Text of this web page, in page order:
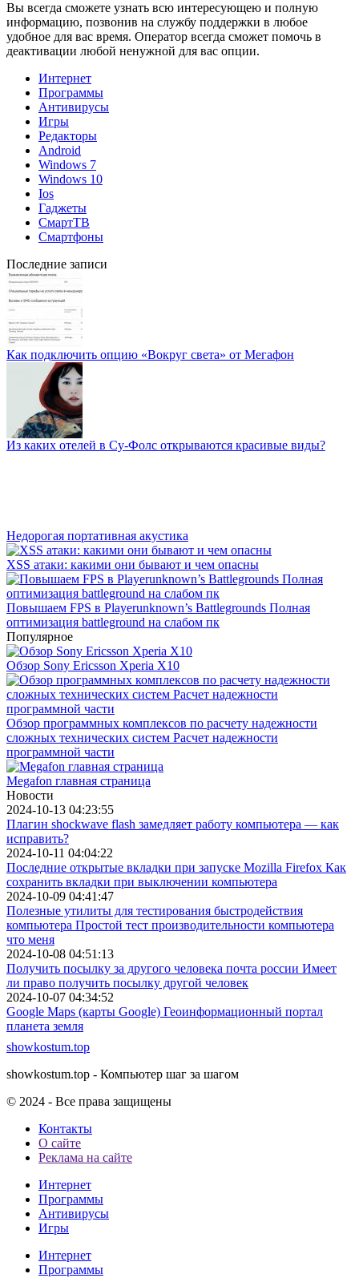
Вы всегда сможете узнать всю интересующею и полную
информацию, позвонив на службу поддержки в любое
удобное для вас время. Оператор всегда сможет помочь в
деактивации любой ненужной для вас опции.
Интернет
Программы
Антивирусы
Игры
Редакторы
Android
Windows 7
Windows 10
Ios
Гаджеты
СмартТВ
Смартфоны
Последние записи
Как подключить опцию «Вокруг света» от Мегафон
Из каких отелей в Су-Фолс открываются красивые виды?
Недорогая портативная акустика
XSS атаки: какими они бывают и чем опасны
Повышаем FPS в Playerunknown’s Battlegrounds Полная
оптимизация battleground на слабом пк
Популярное
Обзор Sony Ericsson Xperia X10
Обзор программных комплексов по расчету надежности
сложных технических систем Расчет надежности
программной части
Megafon главная страница
Новости
2024-10-13 04:23:55
Плагин shockwave flash замедляет работу компьютера — как
исправить?
2024-10-11 04:04:22
Последние открытые вкладки при запуске Mozilla Firefox Как
сохранить вкладки при выключении компьютера
2024-10-09 04:41:47
Полезные утилиты для тестирования быстродействия
компьютера Простой тест производительности компьютера
что меня
2024-10-08 04:51:13
Получить посылку за другого человека почта россии Имеет
ли право получить посылку другой человек
2024-10-07 04:34:52
Google Maps (карты Google) Геоинформационный портал
планета земля
showkostum.top
showkostum.top - Компьютер шаг за шагом
© 2024 - Все права защищены
Контакты
О сайте
Реклама на сайте
Интернет
Программы
Антивирусы
Игры
Интернет
Программы